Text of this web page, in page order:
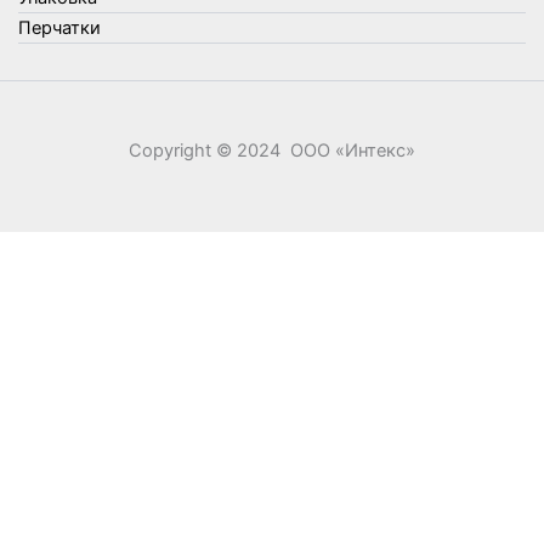
Перчатки
Copyright © 2024 ООО «‎Интекс»‎